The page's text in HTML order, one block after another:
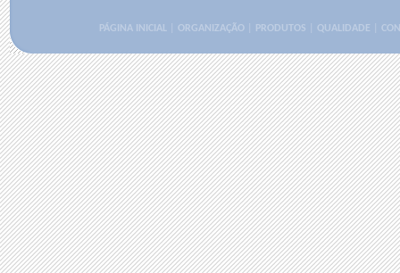
PÁGINA INICIAL| ORGANIZAÇÃO| PRODUTOS QUALIDADE